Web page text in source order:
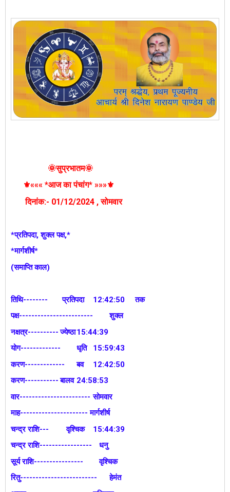
🌞सुप्रभातम🌞
⚜️««« *आज का पंचांग* »»»⚜️
दिनांक:- 01/12/2024 , सोमवार
*प्रतिपदा, शुक्ल पक्ष,*
*मार्गशीर्ष*
(समाप्ति काल)
तिथि-------- प्रतिपदा
12:42:50 तक
पक्ष------------------------
शुक्ल
नक्षत्र---------- ज्येष्ठा15:44:39
योग-------------
धृति
15:59:43
करण-------------
बव
12:42:50
करण----------- बालव 24:58:53
वार----------------------- सोमवार
माह---------------------- मार्गशीर्ष
चन्द्र राशि---
वृश्चिक
15:44:39
चन्द्र राशि-----------------
धनु
सूर्य राशि----------------
वृश्चिक
रितु-------------------------
हेमंत